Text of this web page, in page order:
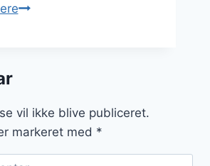
Stegte
vil ikke blive publiceret.
markeret med *